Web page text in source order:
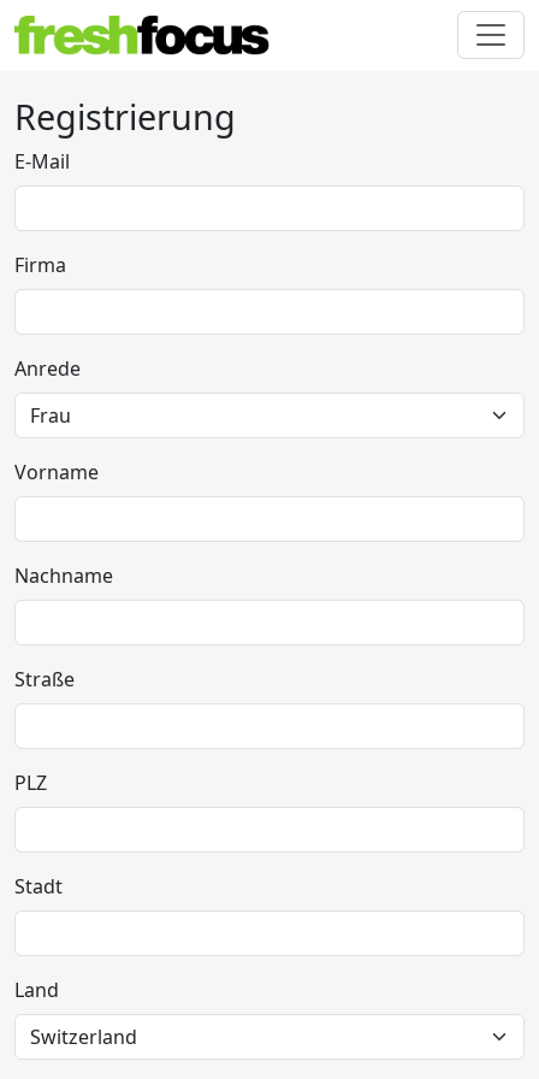
Registrierung
E-Mail
Firma
Anrede
Vorname
Nachname
Straße
PLZ
Stadt
Land